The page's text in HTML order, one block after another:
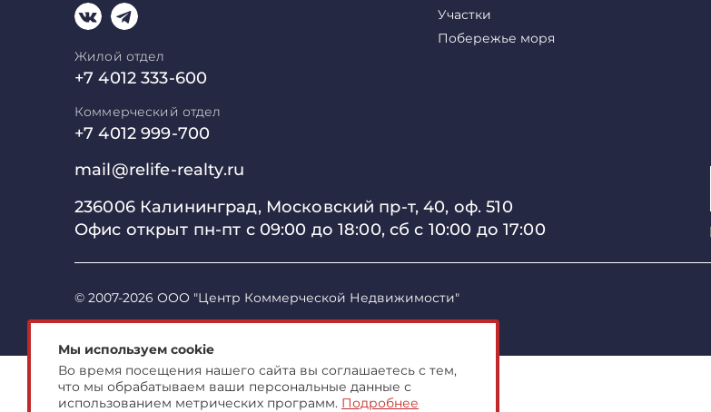
Жилой отдел
+7 4012 333-600
Коммерческий отдел
+7 4012 999-700
mail@relife-realty.ru
236006 Калининград, Московский пр-т, 40, оф. 510
Офис открыт пн-пт с 09:00 до18:00, сб с 10:00 до 17:00
Участки
Побережье моря
© 2007-2026 ООО "Центр Коммерческой Недвижимости"
Мы используем cookie
Во время посещения нашего сайта вы соглашаетесь с тем,
что мы обрабатываем ваши персональные данные с
использованием метрических программ. Подробнее